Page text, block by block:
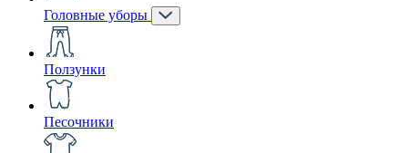
Головные уборы
Ползунки
Песочники